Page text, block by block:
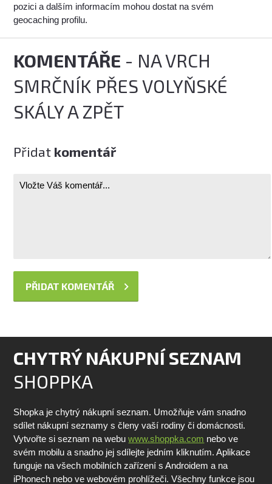
pozici a dalším informacím mohou dostat na svém
geocaching profilu.
KOMENTÁŘE - NA VRCH
SMRČNÍK PŘES VOLYŇSKÉ
SKÁLY A ZPĚT
Přidat komentář
CHYTRÝ NÁKUPNÍ SEZNAM
SHOPPKA
Shopka je chytrý nákupní seznam. Umožňuje vám snadno
sdílet nákupní seznamy s členy vaší rodiny či domácnosti.
Vytvořte si seznam na webuwww.shoppka.com nebo ve
svém mobilu a snadno jej sdílejte jedním kliknutím. Aplikace
funguje na všech mobilních zařízení s Androidem a na
iPhonech nebo ve webovém prohlížeči. Všechny funkce jsou